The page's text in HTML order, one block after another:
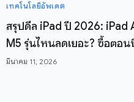
เทคโนโลยีอัพเดต
สรุปดีล iPad ปี 2026: iPad
M5 รุ่นไหนลดเยอะ? ซื้อตอ
มีนาคม 11, 2026